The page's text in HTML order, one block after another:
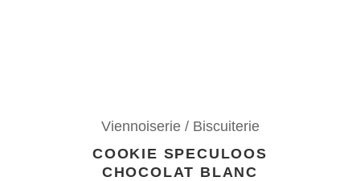
Viennoiserie / Biscuiterie
COOKIE SPECULOOS
CHOCOLAT BLANC